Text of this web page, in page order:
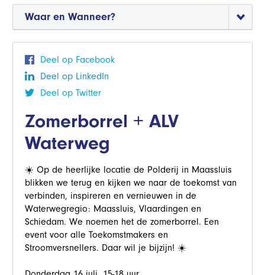
Waar en Wanneer?
Deel op Facebook
Deel op LinkedIn
Deel op Twitter
Zomerborrel + ALV
Waterweg
☀️ Op de heerlijke locatie de Polderij in Maassluis
blikken we terug en kijken we naar de toekomst van
verbinden, inspireren en vernieuwen in de
Waterwegregio: Maassluis, Vlaardingen en
Schiedam. We noemen het de zomerborrel. Een
event voor alle Toekomstmakers en
Stroomversnellers. Daar wil je bijzijn! ☀️